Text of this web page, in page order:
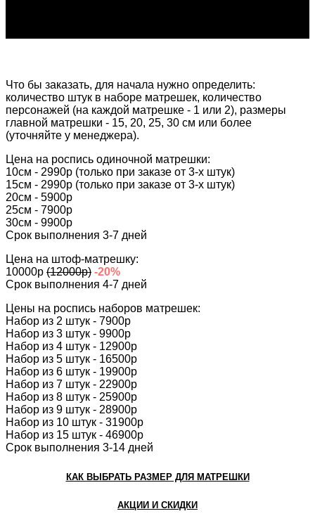
Что бы заказать, для начала нужно определить:
количество штук в наборе матрешек, количество
персонажей (на каждой матрешке - 1 или 2), размеры
главной матрешки - 15, 20, 25, 30 см или более
(уточняйте у менеджера).
Цена на роспись одиночной матрешки:
10см - 2990р (только при заказе от 3-х штук)
15см - 2990р (только при заказе от 3-х штук)
20см - 5900р
25см - 7900р
30см - 9900р
Срок выполнения 3-7 дней
Цена на штоф-матрешку:
10000р (12000р) -20%
Срок выполнения 4-7 дней
Цены на роспись наборов матрешек:
Набор из 2 штук - 7900р
Набор из 3 штук - 9900р
Набор из 4 штук - 12900р
Набор из 5 штук - 16500р
Набор из 6 штук - 19900р
Набор из 7 штук - 22900р
Набор из 8 штук - 25900р
Набор из 9 штук - 28900р
Набор из 10 штук - 31900р
Набор из 15 штук - 46900р
Срок выполнения 3-14 дней
КАК ВЫБРАТЬ РАЗМЕР ДЛЯ МАТРЕШКИ
АКЦИИ И СКИДКИ